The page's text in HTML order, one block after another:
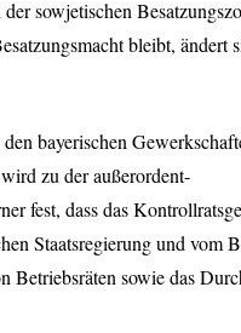
sowjetischen
bleibt, ändert
bayerischen
zu der außerordent-
fest, dass das
Staatsregierung und vom
sowie das